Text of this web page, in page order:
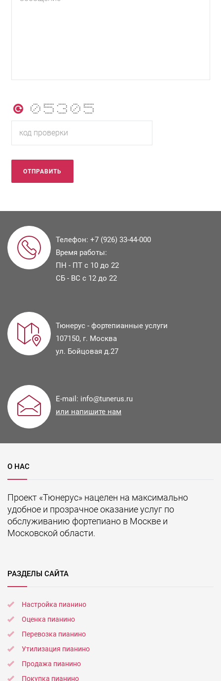
*** ******* ***** *** *******
* * * * * * * *
* * * ****** * * * * ******
* * * * ** * * * *
* * * * * * * * *
* * * * * * * * * *
*** ***** ***** *** *****
Телефон: +7 (926) 33-44-000
Время работы:
ПН - ПТ с 10 до 22
СБ - ВС с 12 до 22
Тюнерус - фортепианные услуги
107150, г. Москва
ул. Бойцовая д.27
E-mail: info@tunerus.ru
или напишите нам
О НАС
Проект «Тюнерус» нацелен на максимально
удобное и прозрачное оказание услуг по
обслуживанию фортепиано в Москве и
Московской области.
РАЗДЕЛЫ САЙТА
Настройка пианино
Оценка пианино
Перевозка пианино
Утилизация пианино
Продажа пианино
Покупка пианино